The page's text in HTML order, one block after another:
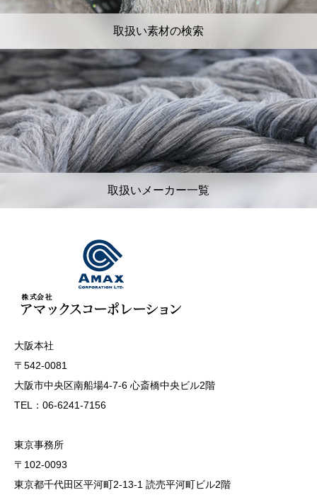
取扱い素材の検索
取扱いメーカー一覧
大阪本社
〒542-0081
大阪市中央区南船場4-7-6 心斎橋中央ビル2階
TEL：06-6241-7156
東京事務所
〒102-0093
東京都千代田区平河町2-13-1 読売平河町ビル2階